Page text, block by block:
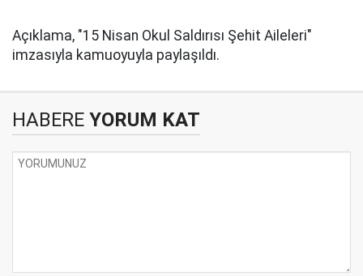
Açıklama, "15 Nisan Okul Saldırısı Şehit Aileleri"
imzasıyla kamuoyuyla paylaşıldı.
HABERE YORUM KAT